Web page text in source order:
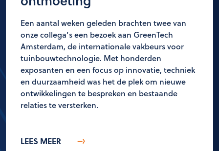
Een aantal weken geleden brachten twee van
onze collega’s een bezoek aan GreenTech
Amsterdam, de internationale vakbeurs voor
tuinbouwtechnologie. Met honderden
exposanten en een focus op innovatie, techniek
en duurzaamheid was het de plek om nieuwe
ontwikkelingen te bespreken en bestaande
relaties te versterken.
LEES MEER